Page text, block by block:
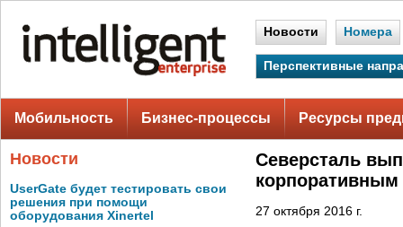
Новости Номера
Перспективные
Мобильность Бизнес-процессы Ресурсы
Новости
UserGate будет тестировать свои
решения при помощи
оборудования Xinertel
Северсталь
27 октября 2016 г.